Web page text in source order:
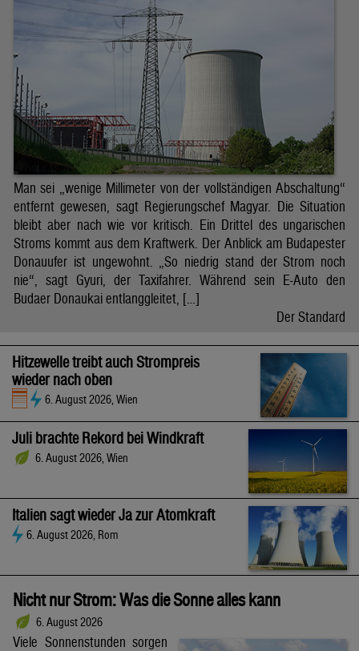
Man sei „wenige Millimeter von der vollständigen Abschaltung“
entfernt gewesen, sagt Regierungschef Magyar. Die Situation
bleibt aber nach wie vor kritisch. Ein Drittel des ungarischen
Stroms kommt aus dem Kraftwerk. Der Anblick am Budapester
Donauufer ist ungewohnt. „So niedrig stand der Strom noch
nie“, sagt Gyuri, der Taxifahrer. Während sein E-Auto den
Budaer Donaukai entlanggleitet, […]
Der Standard
Hitzewelle treibt auch Strompreis
wieder nach oben
6. August 2026, Wien
Juli brachte Rekord bei Windkraft
6. August 2026, Wien
Italien sagt wieder Ja zur Atomkraft
6. August 2026, Rom
Nicht nur Strom: Was die Sonne alles kann
6. August 2026
Viele Sonnenstunden sorgen